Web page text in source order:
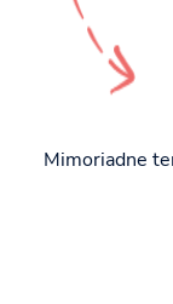
Mimoriadne